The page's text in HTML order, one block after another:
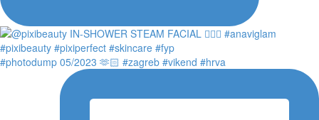
#photodump 05/2023 🫶🏻 #zagreb #vikend #hrva